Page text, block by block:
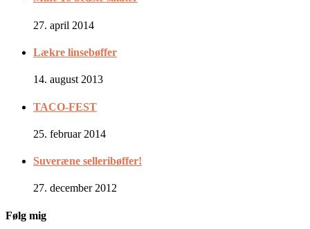
27. april 2014
Lækre linsebøffer
14. august 2013
TACO-FEST
25. februar 2014
Suveræne selleribøffer!
27. december 2012
Følg mig